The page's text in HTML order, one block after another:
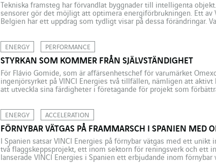
Tekniska framsteg har förvandlat byggnader till intelligenta
sensorer gör det möjligt att optimera energiförbrukningen. Ett av
Belgien har ett uppdrag som tydligt visar på dessa förändringar.
ENERGY PERFORMANCE
STYRKAN SOM KOMMER FRÅN SJÄLVSTÄNDIGHET
För Flávio Gomide, som är affärsenhetschef för varumärket
ingenjörsyrket på VINCI Energies två tillfällen, nämligen att
att utveckla sina färdigheter i företagande för projekt som
ENERGY ACCELERATION
FÖRNYBAR VÄTGAS PÅ FRAMMARSCH I SPANIEN MED
I Spanien satsar VINCI Energies på förnybar vätgas med ett
två flaggskeppsprojekt, ett inom sektorn för reningsverk och ett
lanserade VINCI Energies i Spanien ett erbjudande inom förnybar